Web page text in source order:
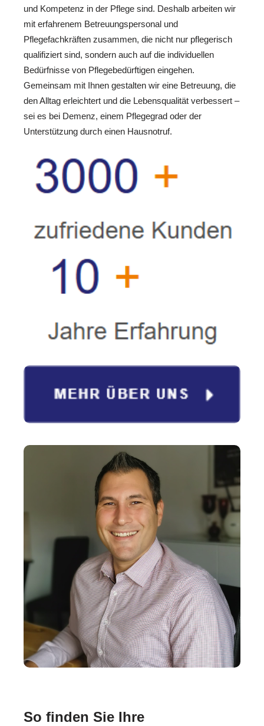
und Kompetenz in der Pflege sind. Deshalb arbeiten wir
mit erfahrenem Betreuungspersonal und
Pflegefachkräften zusammen, die nicht nur pflegerisch
qualifiziert sind, sondern auch auf die individuellen
Bedürfnisse von Pflegebedürftigen eingehen.
Gemeinsam mit Ihnen gestalten wir eine Betreuung, die
den Alltag erleichtert und die Lebensqualität verbessert –
sei es bei Demenz, einem Pflegegrad oder der
Unterstützung durch einen Hausnotruf.
So finden Sie Ihre